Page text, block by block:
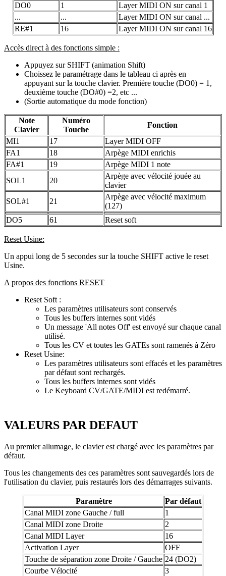
DO0 1
Layer MIDI ON sur canal 1
...
...
Layer MIDI ON sur canal ...
RE#1
16 Layer MIDI ON sur canal 16
Accès direct à des fonctions simple :
Appuyez sur SHIFT (animation Shift)
Choissez le paramétrage dans le tableau ci après en
appuyant sur la touche clavier. Première touche (DO0) = 1,
deuxième touche (DO#0) =2, etc ...
(Sortie automatique du mode fonction)
Note
Clavier
Numéro
Touche
Fonction
MI1
17
Layer MIDI OFF
FA1
18
Arpège MIDI enrichis
FA#1
19
Arpège MIDI 1 note
SOL1
20
Arpège avec vélocité jouée au
clavier
SOL#1
21
Arpège avec vélocité maximum
(127)
DO5
61 Reset soft
Reset Usine:
Un appui long de 5 secondes sur la touche SHIFT active le reset
Usine.
A propos des fonctions RESET
Reset Soft :
Les paramètres utilisateurs sont conservés
Tous les buffers internes sont vidés
Un message 'All notes Off' est envoyé sur chaque canal
utilisé.
Tous les CV et toutes les GATEs sont ramenés à Zéro
Reset Usine:
Les paramètres utilisateurs sont effacés et les paramètres
par défaut sont rechargés.
Tous les buffers internes sont vidés
Le Keyboard CV/GATE/MIDI est redémarré.
VALEURS PAR DEFAUT
Au premier allumage, le clavier est chargé avec les paramètres par
défaut.
Tous les changements des ces paramètres sont sauvegardés lors de
l'utilisation du clavier, puis restaurés lors des démarrages suivants.
Paramètre
Par défaut
Canal MIDI zone Gauche / full
1
Canal MIDI zone Droite
2
Canal MIDI Layer
16
Activation Layer
OFF
Touche de séparation zone Droite / Gauche 24 (DO2)
Courbe Vélocité
3